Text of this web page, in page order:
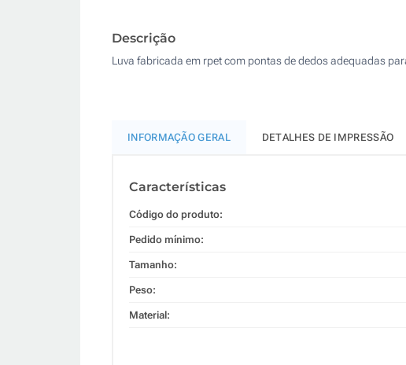
Descrição
Luva fabricada em rpet com pontas de dedos adequadas
INFORMAÇÃO GERAL DETALHES DE IMPRESSÃO
Características
Código do produto:
Pedido mínimo:
Tamanho:
Peso:
Material: